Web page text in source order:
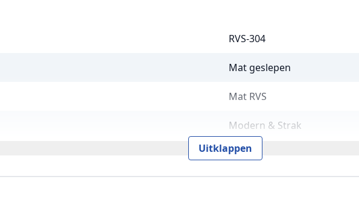
RVS-304
Mat geslepen
Mat RVS
Modern & Strak
Per stuk
Uitklappen